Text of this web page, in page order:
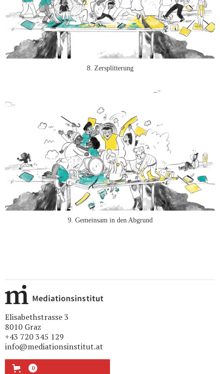
8. Zersplitterung
9. Gemeinsam in den Abgrund
Elisabethstrasse 3
8010 Graz
+43 720 345 129
info@mediationsinstitut.at
0